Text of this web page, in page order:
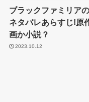
ブラックファミリア
ネタバレあらすじ!原
画か小説？
2023.10.12